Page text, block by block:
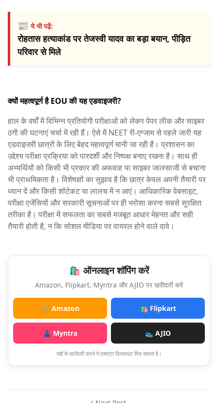
📰ये भी पढ़ें:
रोहतास हत्याकांड पर तेजस्वी यादव का बड़ा बयान, पीड़ित
परिवार से मिले
क्यों महत्वपूर्ण है EOU की यह एडवाइजरी?
हाल के वर्षों में विभिन्न प्रतियोगी परीक्षाओं को लेकर पेपर लीक और साइबर
ठगी की घटनाएं चर्चा में रही हैं। ऐसे में NEET री-एग्जाम से पहले जारी यह
एडवाइजरी छात्रों के लिए बेहद महत्वपूर्ण मानी जा रही है। प्रशासन का
उद्देश्य परीक्षा प्रक्रिया को पारदर्शी और निष्पक्ष बनाए रखना है। साथ ही
अभ्यर्थियों को किसी भी प्रकार की अफवाह या साइबर जालसाजी से बचाना
भी प्राथमिकता है। विशेषज्ञों का सुझाव है कि छात्र केवल अपनी तैयारी पर
ध्यान दें और किसी शॉर्टकट या लालच में न आएं। आधिकारिक वेबसाइट,
परीक्षा एजेंसियों और सरकारी सूचनाओं पर ही भरोसा करना सबसे सुरक्षित
तरीका है। परीक्षा में सफलता का सबसे मजबूत आधार मेहनत और सही
तैयारी होती है, न कि सोशल मीडिया पर वायरल होने वाले दावे।
🛍️ ऑनलाइन शॉपिंग करें
Amazon, Flipkart, Myntra और AJIO पर खरीदारी करें
🛒 Amazon 🛍️ Flipkart
👗 Myntra 👟 AJIO
यहाँ से खरीदारी करने पे एक्स्ट्रा डिस्काउंट मिल सकता है।